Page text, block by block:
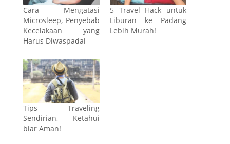
Cara Mengatasi
Microsleep, Penyebab
Kecelakaan yang
Harus Diwaspadai
5 Travel Hack untuk
Liburan ke Padang
Lebih Murah!
Tips Traveling
Sendirian, Ketahui
biar Aman!